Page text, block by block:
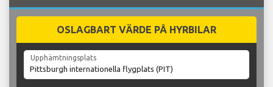
OSLAGBART VÄRDE PÅ HYRBILAR
Upphämtningsplats